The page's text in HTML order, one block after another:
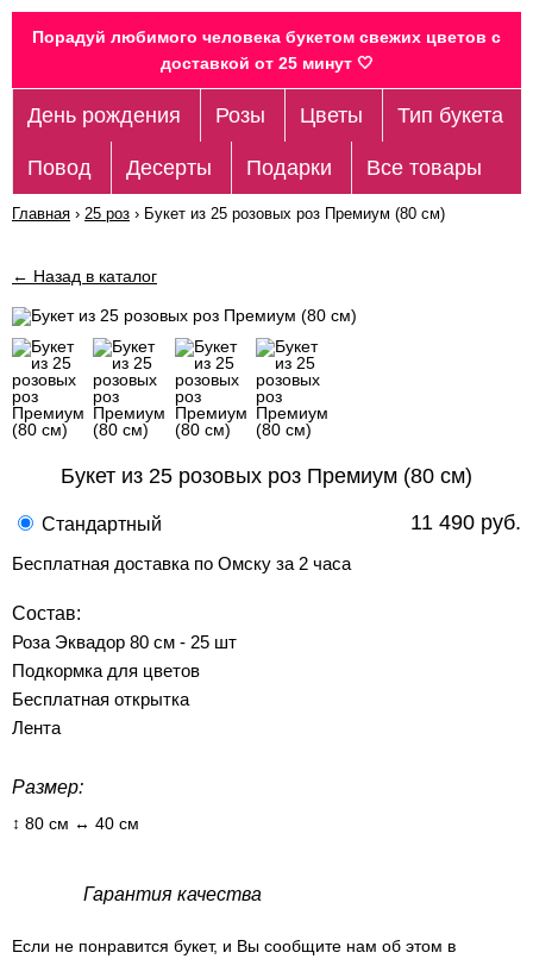
Порадуй любимого человека букетом свежих цветов c
доставкой от 25 минут 🤍
День рождения Розы Цветы Тип букета
Повод Десерты Подарки Все товары
Главная › 25 роз › Букет из 25 розовых роз Премиум (80 см)
← Назад в каталог
Букет из 25 розовых роз Премиум (80 см)
Стандартный 11 490 руб.
Бесплатная доставка по Омску за 2 часа
Состав:
Роза Эквадор 80 см - 25 шт
Подкормка для цветов
Бесплатная открытка
Лента
Размер:
↕ 80 см ↔ 40 см
Гарантия качества
Если не понравится букет, и Вы сообщите нам об этом в